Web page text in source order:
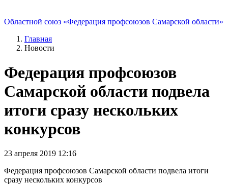
Областной союз «Федерация профсоюзов Самарской области»
Главная
Новости
Федерация профсоюзов
Самарской области подвела
итоги сразу нескольких
конкурсов
23 апреля 2019 12:16
Федерация профсоюзов Самарской области подвела итоги
сразу нескольких конкурсов